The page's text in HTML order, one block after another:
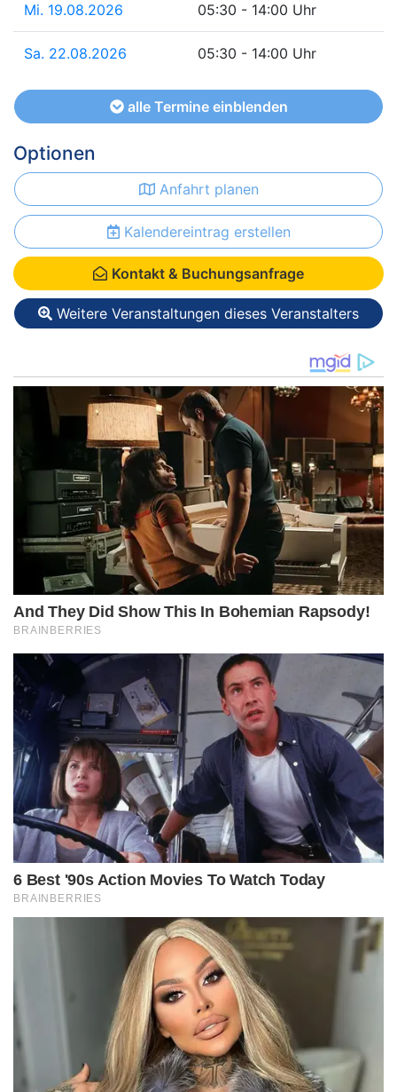
Mi. 19.08.2026 05:30 - 14:00 Uhr
Sa. 22.08.2026 05:30 - 14:00 Uhr
alle Termine einblenden
Optionen
Anfahrt planen
Kalendereintrag erstellen
Kontakt & Buchungsanfrage
Weitere Veranstaltungen dieses Veranstalters